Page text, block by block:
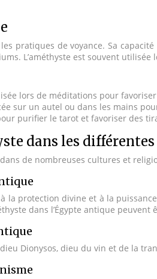
les pratiques de voyance. Sa
L’améthyste est souvent
lors de méditations pour
sur un autel ou dans les mains
purifier le tarot et favoriser des
dans les
de nombreuses cultures et
à la protection divine et à la
dans l’Égypte antique
dieu Dionysos, dieu du vin et de la